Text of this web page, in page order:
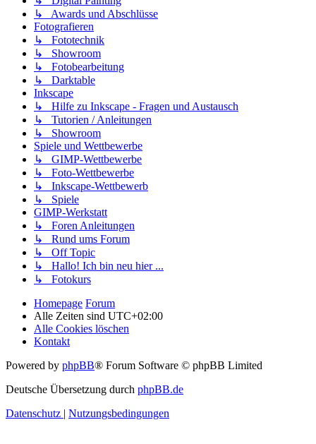
↳ Awards und Abschlüsse
Fotografieren
↳ Fototechnik
↳ Showroom
↳ Fotobearbeitung
↳ Darktable
Inkscape
↳ Hilfe zu Inkscape - Fragen und Austausch
↳ Tutorien / Anleitungen
↳ Showroom
Spiele und Wettbewerbe
↳ GIMP-Wettbewerbe
↳ Foto-Wettbewerbe
↳ Inkscape-Wettbewerb
↳ Spiele
GIMP-Werkstatt
↳ Foren Anleitungen
↳ Rund ums Forum
↳ Off Topic
↳ Hallo! Ich bin neu hier ...
↳ Fotokurs
Homepage Forum
Alle Zeiten sind UTC+02:00
Alle Cookies löschen
Kontakt
Powered by phpBB® Forum Software © phpBB Limited
Deutsche Übersetzung durch phpBB.de
Datenschutz | Nutzungsbedingungen